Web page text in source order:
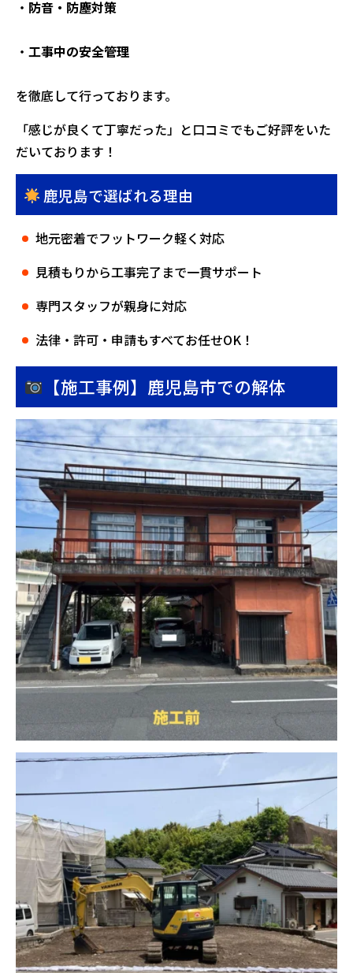
・ 防音・防塵対策
・ 工事中の安全管理
を徹底して行っております。
「感じが良くて丁寧だった」と口コミでもご好評をいた
だいております！
鹿児島で選ばれる理由
地元密着でフットワーク軽く対応
見積もりから工事完了まで一貫サポート
専門スタッフが親身に対応
法律・許可・申請もすべてお任せOK！
【施工事例】鹿児島市での解体